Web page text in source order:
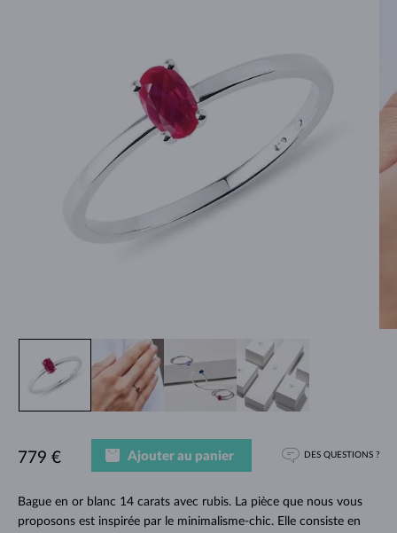
Bague en or blanc 14 carats avec rubis. La pièce que nous vous
proposons est inspirée par le minimalisme-chic. Elle consiste en
779 € Ajouter au panier DES QUESTIONS ?